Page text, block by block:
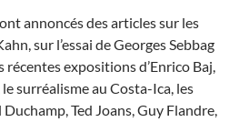
annoncés des articles sur les
sur l’essai de Georges Sebbag
expositions d’Enrico Baj,
surréalisme au Costa-Ica, les
Ted Joans, Guy Flandre,